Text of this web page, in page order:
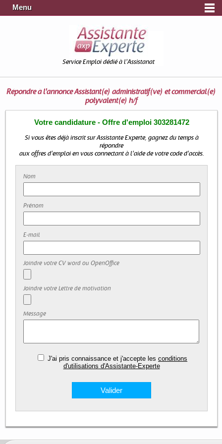
Menu
Service Emploi dédié à l'Assistanat
Répondre à l'annonceAssistant(e) administratif(ve) et commercial(e)
polyvalent(e) h/f
Votre candidature - Offre d'emploi 303281472
Si vous êtes déjà inscrit sur Assistante Experte, gagnez du temps à
répondre
aux offres d'emploi en vous connectant à l'aide de votre code d'accès.
Nom
Prénom
E-mail
Joindre votre CV word ou OpenOffice
Joindre votre Lettre de motivation
Message
J'ai pris connaissance et j'accepte lesconditions
d'utilisations d'Assistante-Experte